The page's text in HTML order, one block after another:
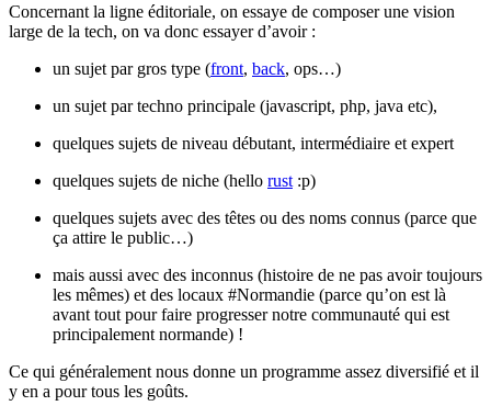
Concernant la ligne éditoriale, on essaye de composer une vision
large de la tech, on va donc essayer d’avoir :
un sujet par gros type (front, back, ops…)
un sujet par techno principale (javascript, php, java etc),
quelques sujets de niveau débutant, intermédiaire et expert
quelques sujets de niche (hello rust :p)
quelques sujets avec des têtes ou des noms connus (parce que
ça attire le public…)
mais aussi avec des inconnus (histoire de ne pas avoir toujours
les mêmes) et des locaux #Normandie (parce qu’on est là
avant tout pour faire progresser notre communauté qui est
principalement normande) !
Ce qui généralement nous donne un programme assez diversifié et il
y en a pour tous les goûts.